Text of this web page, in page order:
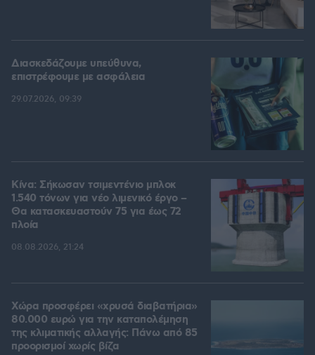
Διασκεδάζουμε υπεύθυνα,
επιστρέφουμε με ασφάλεια
29.07.2026, 09:39
Κίνα: Σήκωσαν τσιμεντένιο μπλοκ
1.540 τόνων για νέο λιμενικό έργο –
Θα κατασκευαστούν 75 για έως 72
πλοία
08.08.2026, 21:24
Χώρα προσφέρει «χρυσά διαβατήρια»
80.000 ευρώ για την καταπολέμηση
της κλιματικής αλλαγής: Πάνω από 85
προορισμοί χωρίς βίζα